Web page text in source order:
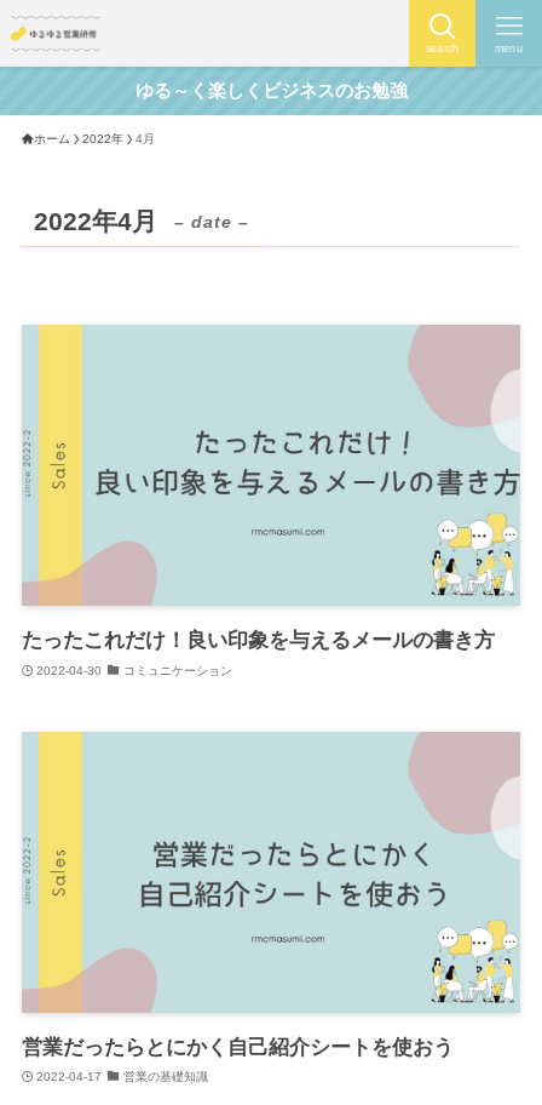
search menu
ゆる～く楽しくビジネスのお勉強
ホーム 2022年 4月
2022年4月 – date –
たったこれだけ！良い印象を与えるメールの書き方
2022-04-30 コミュニケーション
営業だったらとにかく自己紹介シートを使おう
2022-04-17 営業の基礎知識